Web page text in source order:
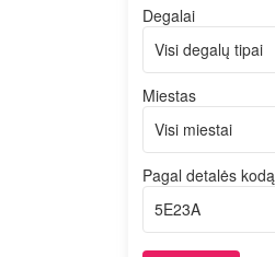
Degalai
Miestas
Pagal detalės kodą